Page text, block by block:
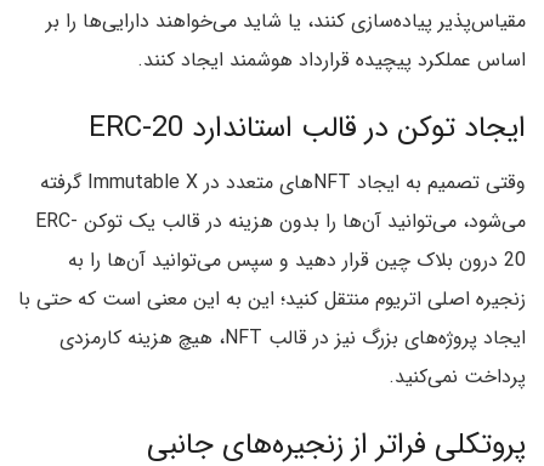
مقیاس‌پذیر پیاده‌سازی کنند، یا شاید می‌خواهند دارایی‌ها را بر
اساس عملکرد پیچیده قرارداد هوشمند ایجاد کنند.
ایجاد توکن در قالب استاندارد ERC-20
وقتی تصمیم به ایجاد NFT‌های متعدد در Immutable X گرفته
می‌شود، می‌توانید آن‌‌ها را بدون هزینه در قالب یک توکن ERC-
20 درون بلاک چین قرار دهید و سپس می‌توانید آن‌ها را به
زنجیره اصلی اتریوم منتقل کنید؛ این به این معنی است که حتی با
ایجاد پروژه‌های بزرگ نیز در قالب NFT، هیچ هزینه کارمزدی
پرداخت نمی‌کنید.
پروتکلی فراتر از زنجیره‌های جانبی